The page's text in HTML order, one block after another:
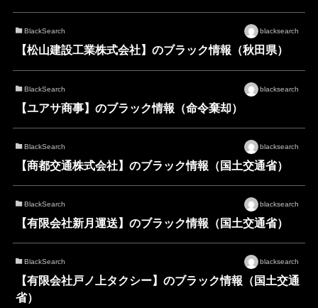
BlackSearch blacksearch
【松山建設工業株式会社】のブラック情報（秋田県）
BlackSearch blacksearch
【ユアサ商事】のブラック情報（命令棄却）
BlackSearch blacksearch
【商都交通株式会社】のブラック情報（国土交通省）
BlackSearch blacksearch
【有限会社新月運送】のブラック情報（国土交通省）
BlackSearch blacksearch
【有限会社戸ノ上タクシー】のブラック情報（国土交通
省）